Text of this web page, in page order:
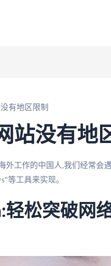
有地区限制
站没有地
外工作的中国人,我们经常会
等工具来实现。
松突破网